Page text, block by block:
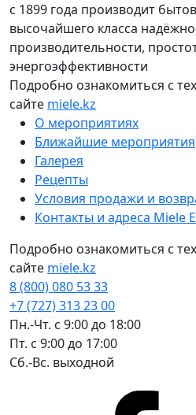
с 1899 года производит
высочайшего класса
производительности,
энергоэффективности
Подробно ознакомиться с
сайте miele.kz
О мероприятиях
Ближайшие мероприятия
Галерея
Рецепты
Условия продажи и
Контакты и адреса Miele
Подробно ознакомиться с
сайте miele.kz
8 (800) 080 53 33
+7 (727) 313 23 00
Пн.-Чт. с 9:00 до 18:00
Пт. с 9:00 до 17:00
Сб.-Вс. выходной